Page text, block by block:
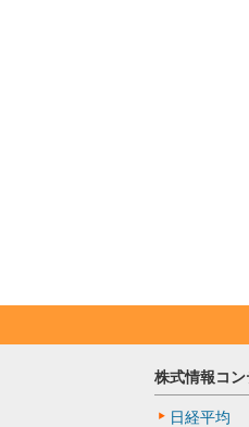
株式情報コン
日経平均